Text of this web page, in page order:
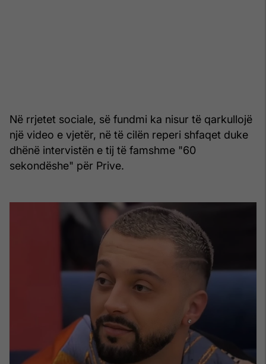
Në rrjetet sociale, së fundmi ka nisur të qarkullojë
një video e vjetër, në të cilën reperi shfaqet duke
dhënë intervistën e tij të famshme "60
sekondëshe" për Prive.